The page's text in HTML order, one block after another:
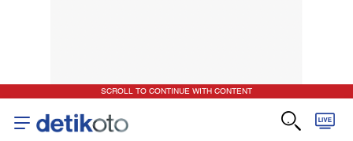
SCROLL TO CONTINUE WITH CONTENT